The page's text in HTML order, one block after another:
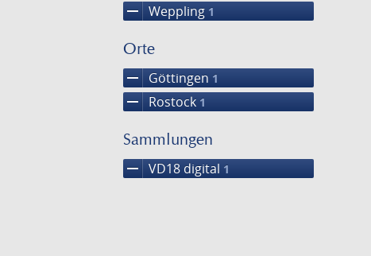
remove Weppling 1
Orte
remove Göttingen 1
remove Rostock 1
Sammlungen
remove VD18 digital 1